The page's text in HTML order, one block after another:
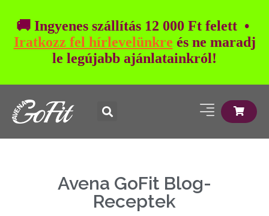
🚚 Ingyenes szállítás 12 000 Ft felett •
Iratkozz fel hírlevelünkre és ne maradj
le legújabb ajánlatainkról!
Avena GoFit Blog-
Receptek